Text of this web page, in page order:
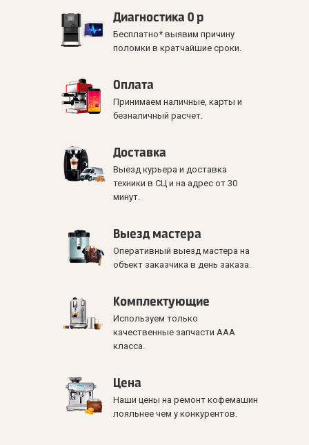
Диагностика 0 р
Бесплатно* выявим причину
поломки в кратчайшие сроки.
Оплата
Принимаем наличные, карты и
безналичный расчет.
Доставка
Выезд курьера и доставка
техники в СЦ и на адрес от 30
минут.
Выезд мастера
Оперативный выезд мастера на
объект заказчика в день заказа.
Комплектующие
Используем только
качественные запчасти ААА
класса.
Цена
Наши цены на ремонт кофемашин
лояльнее чем у конкурентов.